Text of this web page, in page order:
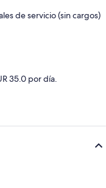
de servicio (sin cargos)
35.0 por día.